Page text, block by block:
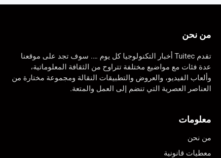
من نحن
تقدم Tuitec أخبار التكنولوجيا كل يوم …. سوف تجد على موقعنا
عدة فئات مع مواضيع مختلفة تتراوح من الثقافة المعلوماتية،
وألعاب الفيديو، والعروض والتطبيقات النقالة ومجموعة مختارة من
العناصر العصرية التي تنضم إلى العمل والمتعة.
معلومات
من نحن
معطيات قانونية